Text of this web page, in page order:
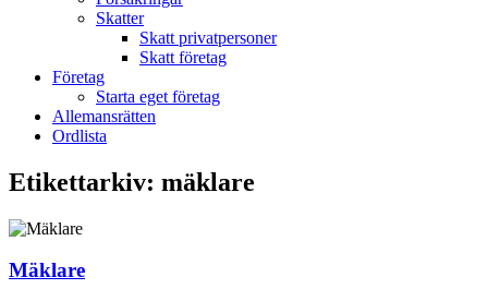
Skatter
Skatt privatpersoner
Skatt företag
Företag
Starta eget företag
Allemansrätten
Ordlista
Etikettarkiv: mäklare
Mäklare